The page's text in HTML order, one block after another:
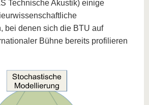
Technische Akustik) einige
bei denen sich die BTU auf
Bühne bereits profilieren